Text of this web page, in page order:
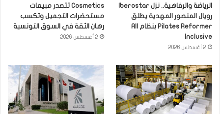
رويال المنصور المهدية يطلق
Pilates Reformer بنظام All
Inclusive
2 أغسطس 2026
Cosmetics تتصدر مبيعات
مستحضرات التجميل وتكسب
رهان الثقة في السوق التونسية
2 أغسطس 2026